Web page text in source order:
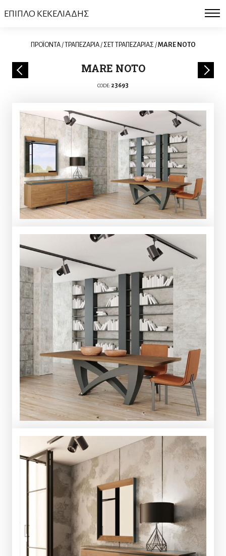
ΕΠΙΠΛΟ ΚΕΚΕΛΙΑΔΗΣ
ΠΡΟΪΟΝΤΑ/ΤΡΑΠΕΖΑΡΙΑ/ ΣΕΤ ΤΡΑΠΕΖΑΡΙΑΣ/MARE NOTO
MARE NOTO
CODE: 23693